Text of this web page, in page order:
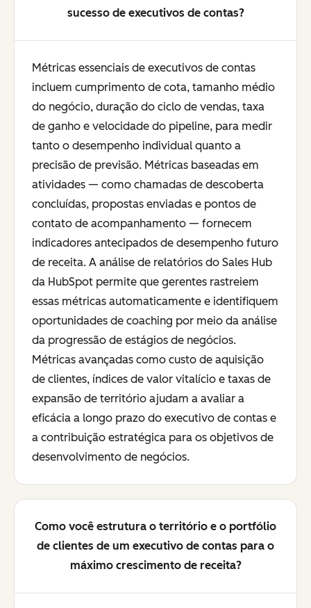
sucesso de executivos de contas?
Métricas essenciais de executivos de contas
incluem cumprimento de cota, tamanho médio
do negócio, duração do ciclo de vendas, taxa
de ganho e velocidade do pipeline, para medir
tanto o desempenho individual quanto a
precisão de previsão. Métricas baseadas em
atividades — como chamadas de descoberta
concluídas, propostas enviadas e pontos de
contato de acompanhamento — fornecem
indicadores antecipados de desempenho futuro
de receita. A análise de relatórios do Sales Hub
da HubSpot permite que gerentes rastreiem
essas métricas automaticamente e identifiquem
oportunidades de coaching por meio da análise
da progressão de estágios de negócios.
Métricas avançadas como custo de aquisição
de clientes, índices de valor vitalício e taxas de
expansão de território ajudam a avaliar a
eficácia a longo prazo do executivo de contas e
a contribuição estratégica para os objetivos de
desenvolvimento de negócios.
Como você estrutura o território e o portfólio
de clientes de um executivo de contas para o
máximo crescimento de receita?